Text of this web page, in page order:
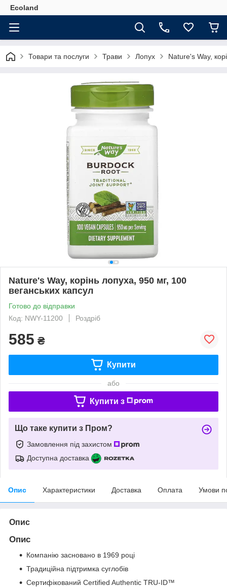
Ecoland
Товари та послуги Трави Лопух Nature's Way,
Nature's Way, корінь лопуха, 950 мг, 100
веганських капсул
Готово до відправки
Код: NWY-11200
Роздріб
585 ₴
Купити
або
Купити з
Що таке купити з Пром?
Замовлення під захистом
Доступна доставка
Опис Характеристики Доставка Оплата Умови
Опис
Опис
Компанію засновано в 1969 році
Традиційна підтримка суглобів
Сертифікований Certified Authentic TRU-ID™